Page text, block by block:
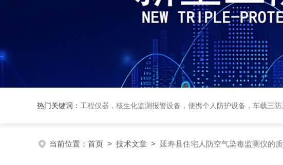
热门关键词： 工程仪器，核生化监测报警设备，便携个人防护设备，车载三防
当前位置： 首页 > 技术文章 > 延寿县住宅人防空气染毒监测仪的